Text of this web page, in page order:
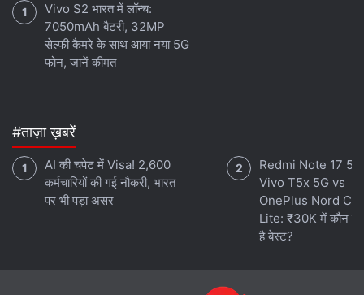
Vivo S2 भारत में लॉन्च:
7050mAh बैटरी, 32MP
सेल्फी कैमरे के साथ आया नया 5G
फोन, जानें कीमत
#ताज़ा ख़बरें
AI की चपेट में Visa! 2,600
कर्मचारियों की गई नौकरी, भारत
पर भी पड़ा असर
Redmi Note 17
Vivo T5x 5G vs
OnePlus Nord
Lite: ₹30K में कौन
है बेस्ट?